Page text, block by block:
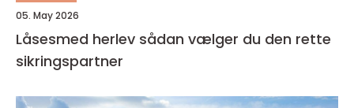
05. May 2026
Låsesmed herlev sådan vælger du den rette
sikringspartner